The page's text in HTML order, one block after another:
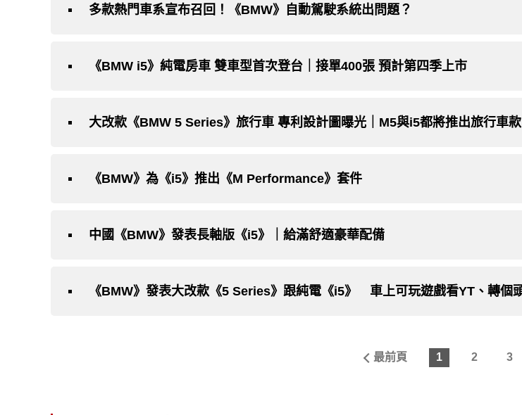
多款熱門車系宣布召回！《BMW》自動駕駛系統出問題？
《BMW i5》純電房車 雙車型首次登台｜接單400張 預計第四季上市
大改款《BMW 5 Series》旅行車 專利設計圖曝光｜M5與i5都將推出旅行車款
《BMW》為《i5》推出《M Performance》套件
中國《BMW》發表長軸版《i5》｜給滿舒適豪華配備
最前頁 1 2 3